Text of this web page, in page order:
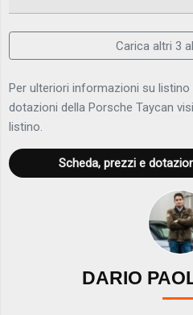
Carica altri 3
Per ulteriori informazioni su
dotazioni della Porsche Taycan
listino.
Scheda, prezzi e
DARIO